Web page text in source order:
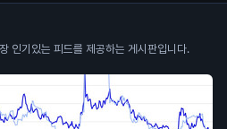
인기있는 피드를 제공하는 게시판입니다.